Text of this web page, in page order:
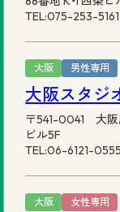
TEL:075-253-5161
大阪 男性専用
大阪スタジ
〒541-0041 大
ビル5F
TEL:06-6121-0555
大阪 女性専用